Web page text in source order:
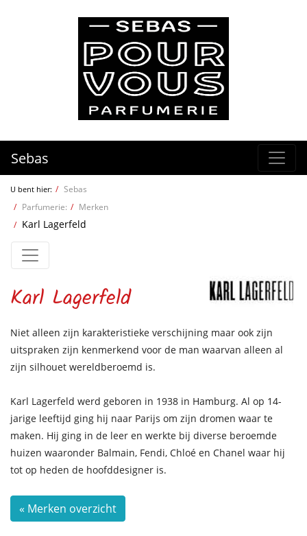
Sebas
U bent hier:
Sebas
Parfumerie:
Merken
Karl Lagerfeld
Karl Lagerfeld
Niet alleen zijn karakteristieke verschijning maar ook zijn
uitspraken zijn kenmerkend voor de man waarvan alleen al
zijn silhouet wereldberoemd is.
Karl Lagerfeld werd geboren in 1938 in Hamburg. Al op 14-
jarige leeftijd ging hij naar Parijs om zijn dromen waar te
maken. Hij ging in de leer en werkte bij diverse beroemde
huizen waaronder Balmain, Fendi, Chloé en Chanel waar hij
tot op heden de hoofddesigner is.
« Merken overzicht